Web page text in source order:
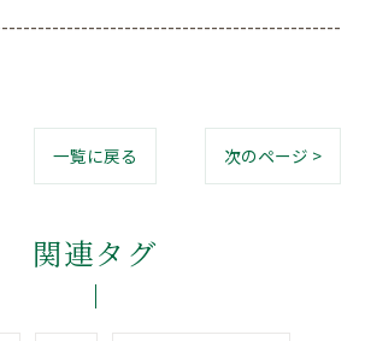
一覧に戻る 次のページ >
関連タグ